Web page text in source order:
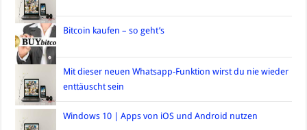
Bitcoin kaufen – so geht’s
Mit dieser neuen Whatsapp-Funktion wirst du nie wieder
enttäuscht sein
Windows 10 | Apps von iOS und Android nutzen